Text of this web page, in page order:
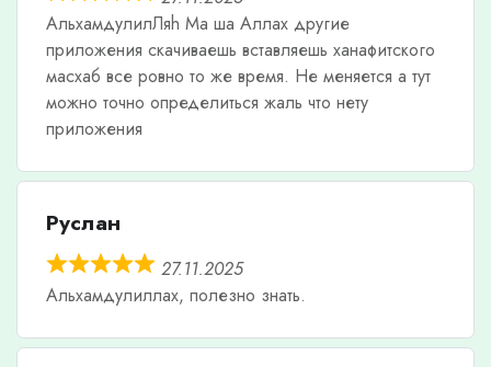
АльхамдулилЛяh Ма ша Аллах другие
приложения скачиваешь вставляешь ханафитского
масхаб все ровно то же время. Не меняется а тут
можно точно определиться жаль что нету
приложения
Руслан
27.11.2025
Альхамдулиллах, полезно знать.